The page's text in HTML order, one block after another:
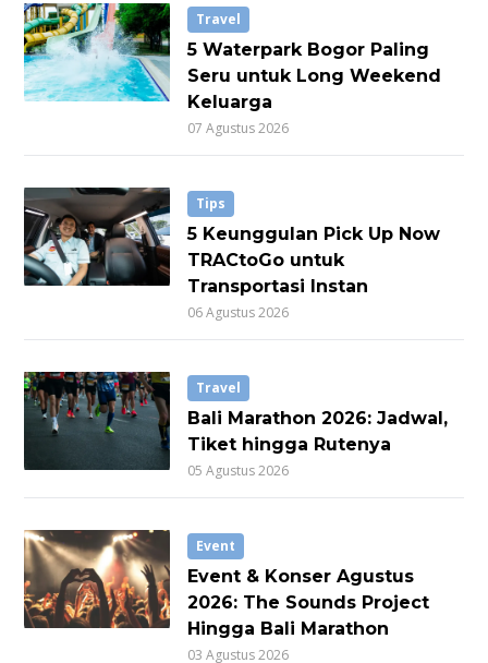
Travel
5 Waterpark Bogor Paling
Seru untuk Long Weekend
Keluarga
07 Agustus 2026
Tips
5 Keunggulan Pick Up Now
TRACtoGo untuk
Transportasi Instan
06 Agustus 2026
Travel
Bali Marathon 2026: Jadwal,
Tiket hingga Rutenya
05 Agustus 2026
Event
Event & Konser Agustus
2026: The Sounds Project
Hingga Bali Marathon
03 Agustus 2026